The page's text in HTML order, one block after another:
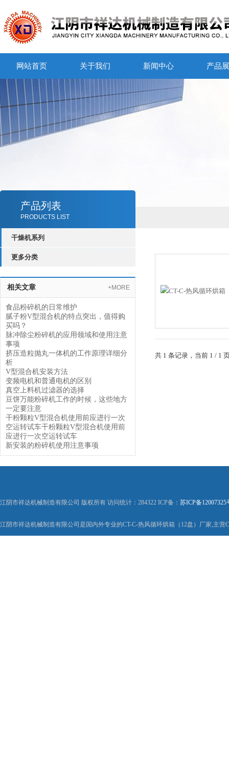
网站首页 关于我们 新闻中心 产品
产品列表
PRODUCTS LIST
干燥机系列
更多分类
相关文章 +MORE
食品粉碎机的日常维护
腻子粉V型混合机的特点突出，值得购
买吗？
脉冲除尘粉碎机的应用领域和使用注意
事项
挤压造粒抛丸一体机的工作原理详细分
析
V型混合机安装方法
变频电机和普通电机的区别
真空上料机过滤器的选择
豆饼万能粉碎机工作的时候，这些地方
一定要注意
干粉颗粒V型混合机使用前应进行一次
空运转试车干粉颗粒V型混合机使用前
应进行一次空运转试车
新安装的粉碎机使用注意事项
共 1 条记录，当前 1 / 1
江阴市祥达机械制造有限公司 版权所有 访问统计：284322 ICP备： 苏ICP备12007325
江阴市祥达机械制造有限公司是国内外专业的CT-C-热风循环烘箱（12盘）厂家,主